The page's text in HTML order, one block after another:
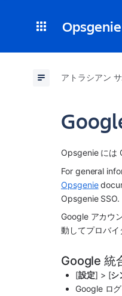
アトラシアン
Opsgenie には
For general
Opsgenie
Opsgenie SSO.
Google アカウ
動してプロバイ
Google 統
[設定] > [シ
Google ロ